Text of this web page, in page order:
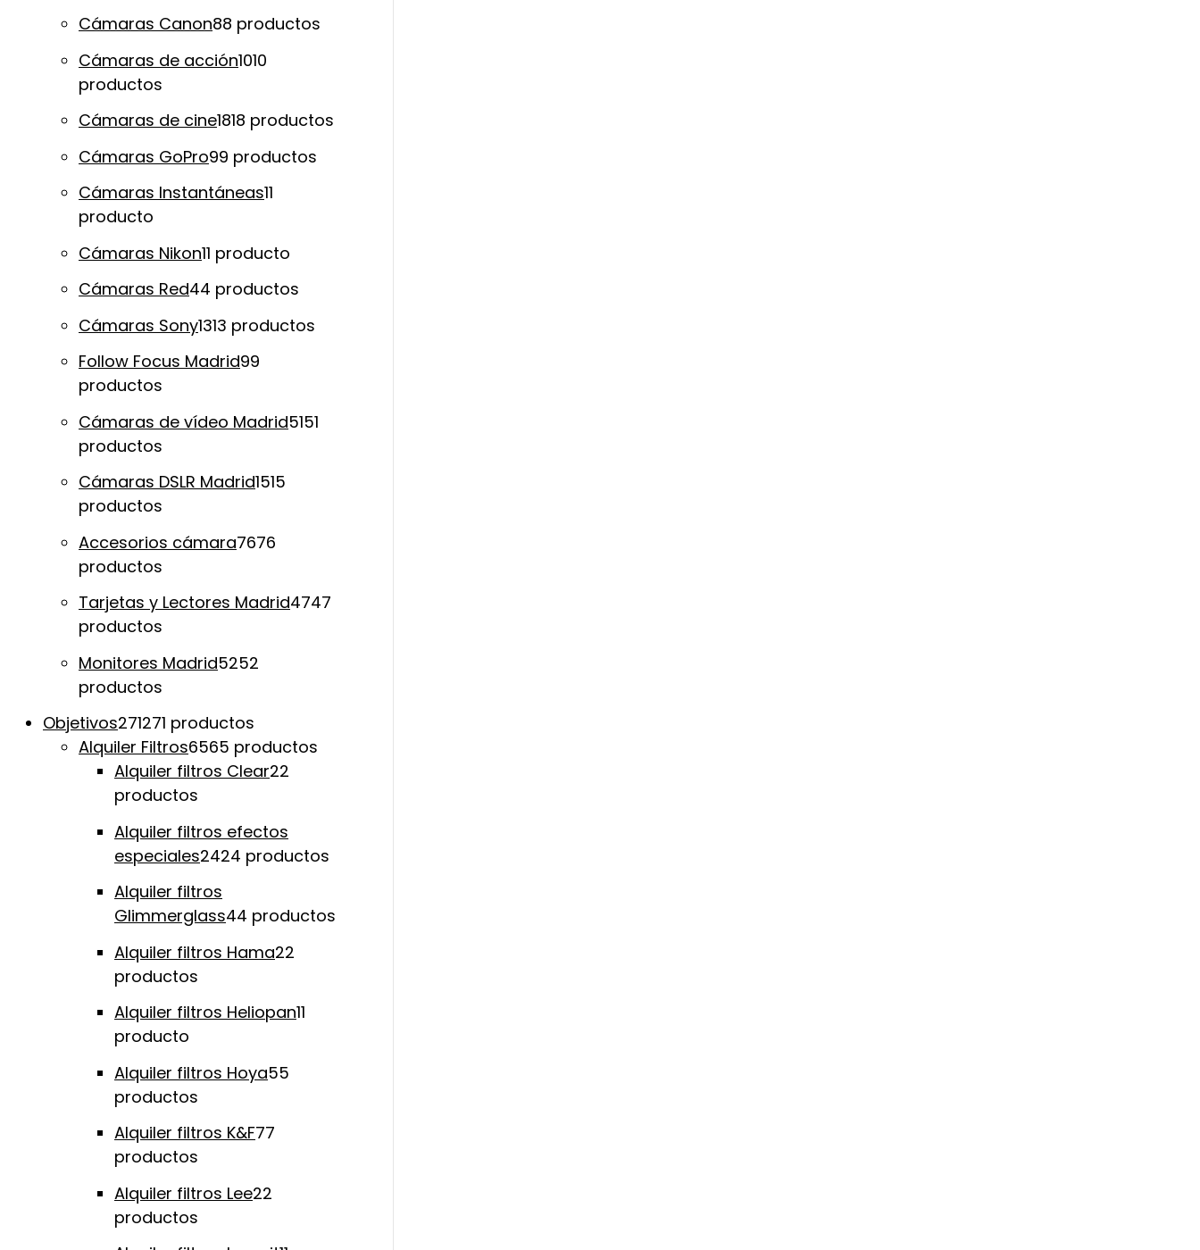
Cámaras Canon88 productos
Cámaras de acción1010
productos
Cámaras de cine1818 productos
Cámaras GoPro99 productos
Cámaras Instantáneas11
producto
Cámaras Nikon11 producto
Cámaras Red44 productos
Cámaras Sony1313 productos
Follow Focus Madrid99
productos
Cámaras de vídeo Madrid5151
productos
Cámaras DSLR Madrid1515
productos
Accesorios cámara7676
productos
Tarjetas y Lectores Madrid4747
productos
Monitores Madrid5252
productos
Objetivos271271 productos
Alquiler Filtros6565 productos
Alquiler filtros Clear22
productos
Alquiler filtros efectos
especiales2424 productos
Alquiler filtros
Glimmerglass44 productos
Alquiler filtros Hama22
productos
Alquiler filtros Heliopan11
producto
Alquiler filtros Hoya55
productos
Alquiler filtros K&F77
productos
Alquiler filtros Lee22
productos